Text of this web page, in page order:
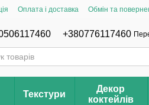
Оплата і доставка Обмін та
+380776117460
Текстури
Декор
коктейлів